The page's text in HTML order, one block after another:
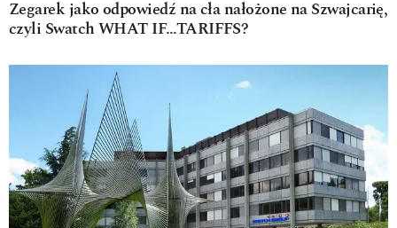
Zegarek jako odpowiedź na cła nałożone na Szwajcarię,
czyli Swatch WHAT IF…TARIFFS?